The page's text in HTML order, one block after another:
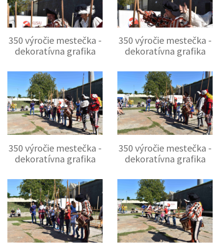
350 výročie mestečka -
dekoratívna grafika
350 výročie mestečka -
dekoratívna grafika
350 výročie mestečka -
dekoratívna grafika
350 výročie mestečka -
dekoratívna grafika